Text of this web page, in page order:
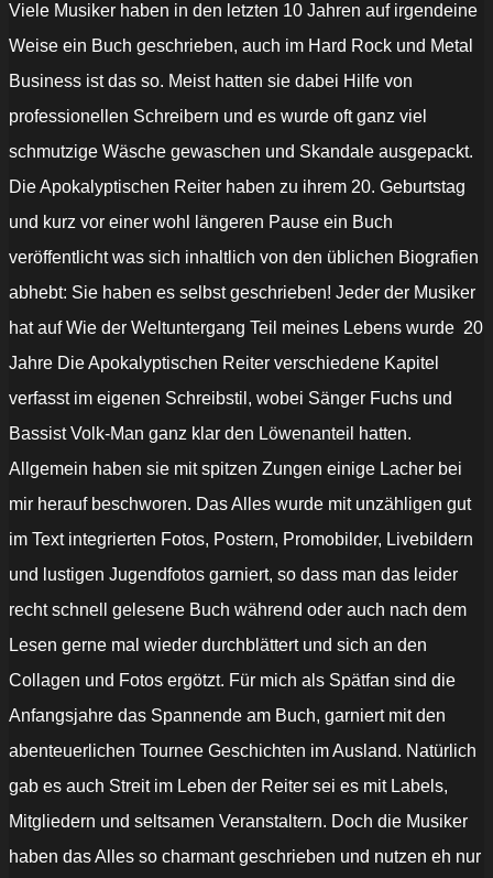
Viele Musiker haben in den letzten 10 Jahren auf irgendeine
Weise ein Buch geschrieben, auch im Hard Rock und Metal
Business ist das so. Meist hatten sie dabei Hilfe von
professionellen Schreibern und es wurde oft ganz viel
schmutzige Wäsche gewaschen und Skandale ausgepackt.
Die Apokalyptischen Reiter haben zu ihrem 20. Geburtstag
und kurz vor einer wohl längeren Pause ein Buch
veröffentlicht was sich inhaltlich von den üblichen Biografien
abhebt: Sie haben es selbst geschrieben! Jeder der Musiker
hat auf Wie der Weltuntergang Teil meines Lebens wurde  20
Jahre Die Apokalyptischen Reiter verschiedene Kapitel
verfasst im eigenen Schreibstil, wobei Sänger Fuchs und
Bassist Volk-Man ganz klar den Löwenanteil hatten.
Allgemein haben sie mit spitzen Zungen einige Lacher bei
mir herauf beschworen. Das Alles wurde mit unzähligen gut
im Text integrierten Fotos, Postern, Promobilder, Livebildern
und lustigen Jugendfotos garniert, so dass man das leider
recht schnell gelesene Buch während oder auch nach dem
Lesen gerne mal wieder durchblättert und sich an den
Collagen und Fotos ergötzt. Für mich als Spätfan sind die
Anfangsjahre das Spannende am Buch, garniert mit den
abenteuerlichen Tournee Geschichten im Ausland. Natürlich
gab es auch Streit im Leben der Reiter sei es mit Labels,
Mitgliedern und seltsamen Veranstaltern. Doch die Musiker
haben das Alles so charmant geschrieben und nutzen eh nur